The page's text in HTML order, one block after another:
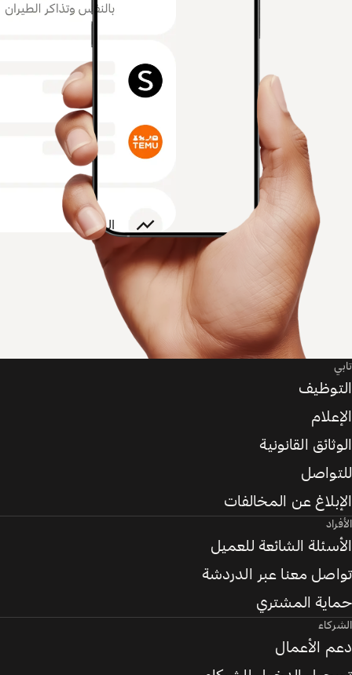
تابي
التوظيف
الإعلام
الوثائق القانونية
للتواصل
الإبلاغ عن المخالفات
الأفراد
الأسئلة الشائعة للعميل
تواصل معنا عبر الدردشة
حماية المشتري
الشركاء
دعم الأعمال